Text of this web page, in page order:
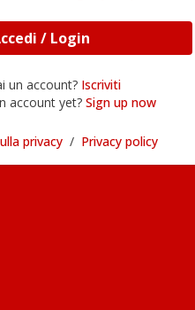
Accedi / Login
un account? Iscriviti
account yet? Sign up now
privacy / Privacy policy